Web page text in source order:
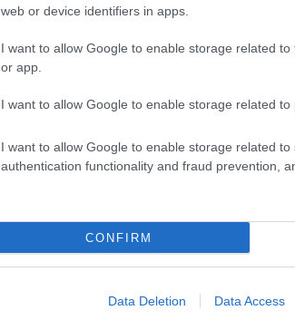
web or device identifiers in apps.
I want to allow Google to enable storage related
or app.
I want to allow Google to enable storage related to
I want to allow Google to enable storage related to
authentication functionality and fraud prevention,
CONFIRM
Data Deletion Data Access
szerző:
Forrás: Határon Túli